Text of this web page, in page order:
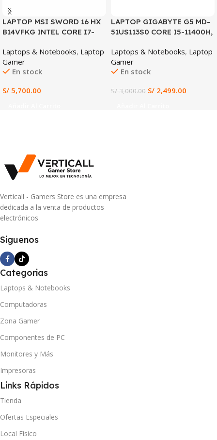
LAPTOP MSI SWORD 16 HX
B14VFKG INTEL CORE I7-
1TB SSD NVIDIA GEFORCE
RTX 4060 8GB 16″ FHD IPS
144HZ WINDOWS 11 HOME
Laptops & Notebooks, Laptop
Gamer
En stock
S/ 5,700.00
LAPTOP GIGABYTE G5 MD-
51US113S0 CORE I5-11400H,
DDR4, 512GB SSD, 15.6″ FHD
144HZ
Laptops & Notebooks, Laptop
Gamer
En stock
S/3,000.00 S/ 2,499.00
Verticall - Gamers Store es una empresa
dedicada a la venta de productos
electrónicos
Siguenos
Categorias
Laptops & Notebooks
Computadoras
Zona Gamer
Componentes de PC
Monitores y Más
Impresoras
Links Rápidos
Tienda
Ofertas Especiales
Local Fisico